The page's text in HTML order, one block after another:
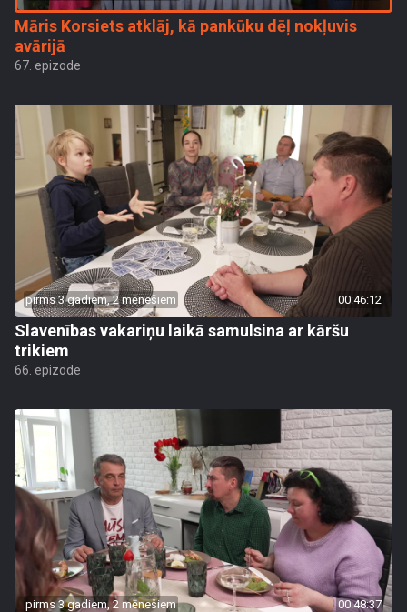
Māris Korsiets atklāj, kā pankūku dēļ nokļuvis
avārijā
67. epizode
pirms 3 gadiem, 2 mēnešiem 00:46:12
Slavenības vakariņu laikā samulsina ar kāršu
trikiem
66. epizode
pirms 3 gadiem, 2 mēnešiem 00:48:37